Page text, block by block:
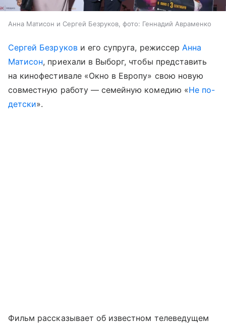
Анна Матисон и Сергей Безруков, фото: Геннадий Авраменко
Сергей Безрукови его супруга, режиссер Анна
Матисон, приехали в Выборг, чтобы представить
на кинофестивале «Окно в Европу» свою новую
совместную работу — семейную комедию «Не по-
детски».
Фильм рассказывает об известном телеведущем